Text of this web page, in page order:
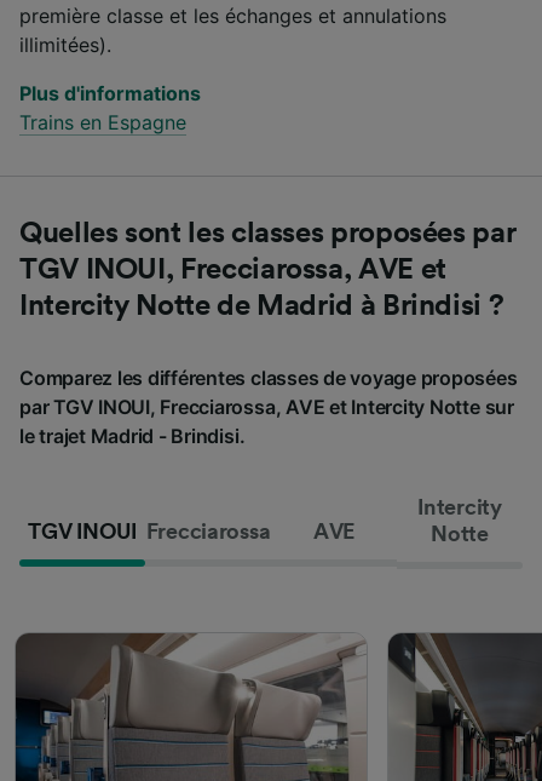
première classe et les échanges et annulations
illimitées).
Plus d'informations
Trains en Espagne
Quelles sont les classes proposées par
TGV INOUI, Frecciarossa, AVE et
Intercity Notte de Madrid à Brindisi ?
Comparez les différentes classes de voyage proposées
par TGV INOUI, Frecciarossa, AVE et Intercity Notte sur
le trajet Madrid - Brindisi.
TGV INOUI Frecciarossa AVE
Intercity
Notte